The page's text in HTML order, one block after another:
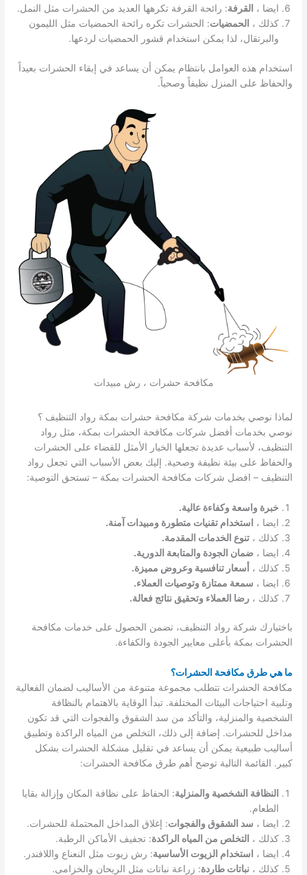
ايضا ، القرفة: رائحة القرفة تكرهها العديد من الحشرات مثل النمل.
كذلك ، الحمضيات: الحشرات تكره رائحة الحمضيات مثل الليمون
والبرتقال، لذا يمكن استخدام قشور الحمضيات لردعها.
استخدام هذه العوامل بانتظام يمكن أن يساعد في إبقاء الحشرات بعيداً
والحفاظ على المنزل نظيفاً وصحياً.
مكافحة حشرات ، رش مبيدات
لماذا نوصي بخدمات شركة مكافحة حشرات بمكة رواد التنظيف ؟
نوصي بخدمات أفضل شركات مكافحة الحشرات بمكة، مثل رواد
التنظيف، لأسباب عديدة تجعلها الخيار الأمثل للقضاء على الحشرات
والحفاظ على بيئة نظيفة وصحية. إليك بعض الأسباب التي تجعل رواد
التنظيف – افضل شركات مكافحة الحشرات بمكة – تستحق التوصية:
خبرة واسعة وكفاءة عالية.
ايضا ، استخدام تقنيات متطورة ومبيدات آمنة.
كذلك ،تنوع الخدمات المقدمة.
ايضا ،ضمان الجودة والمتابعة الدورية.
كذلك ، أسعار تنافسية وعروض مميزة.
ايضا ، سمعة ممتازة وتوصيات العملاء.
كذلك ،رضا العملاء وتحقيق نتائج فعالة.
باختيارك شركة رواد التنظيف، تضمن الحصول على خدمات مكافحة
الحشرات بمكة بأعلى معايير الجودة والكفاءة.
ما هي طرق مكافحة الحشرات؟
مكافحة الحشرات تتطلب مجموعة متنوعة من الأساليب لضمان الفعالية
وتلبية احتياجات البيئات المختلفة. تبدأ الوقاية بالاهتمام بالنظافة
الشخصية والمنزلية، والتأكد من سد الشقوق والفجوات التي قد تكون
مداخل للحشرات. إضافة إلى ذلك، التخلص من المياه الراكدة وتطبيق
أساليب طبيعية يمكن أن يساعد في تقليل مشكلة الحشرات بشكل
كبير. القائمة التالية توضح أهم طرق مكافحة الحشرات:
النظافة الشخصية والمنزلية: الحفاظ على نظافة المكان وإزالة بقايا
الطعام.
ايضا ، سد الشقوق والفجوات: إغلاق المداخل المحتملة للحشرات.
كذلك ، التخلص من المياه الراكدة: تجفيف الأماكن الرطبة.
ايضا ،
استخدام الزيوت الأساسية: رش زيوت مثل النعناع واللافندر.
كذلك ،نباتات طاردة: زراعة نباتات مثل الريحان والخزامى.